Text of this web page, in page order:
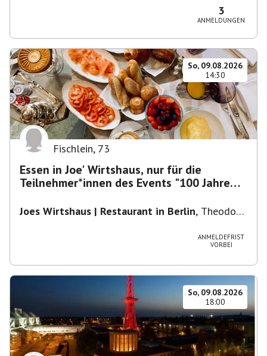
3
ANMELDUNGEN
So, 09.08.2026
14:30
Fischlein, 73
Essen in Joe' Wirtshaus, nur für die
Teilnehmer*innen des Events "100 Jahre
Joes Wirtshaus | Restaurant in Berlin, Theodor-
ANMELDEFRIST
VORBEI
So, 09.08.2026
18:00